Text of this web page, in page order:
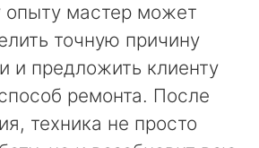
опыту мастер может
точную причину
и предложить клиенту
ремонта. После
техника не просто